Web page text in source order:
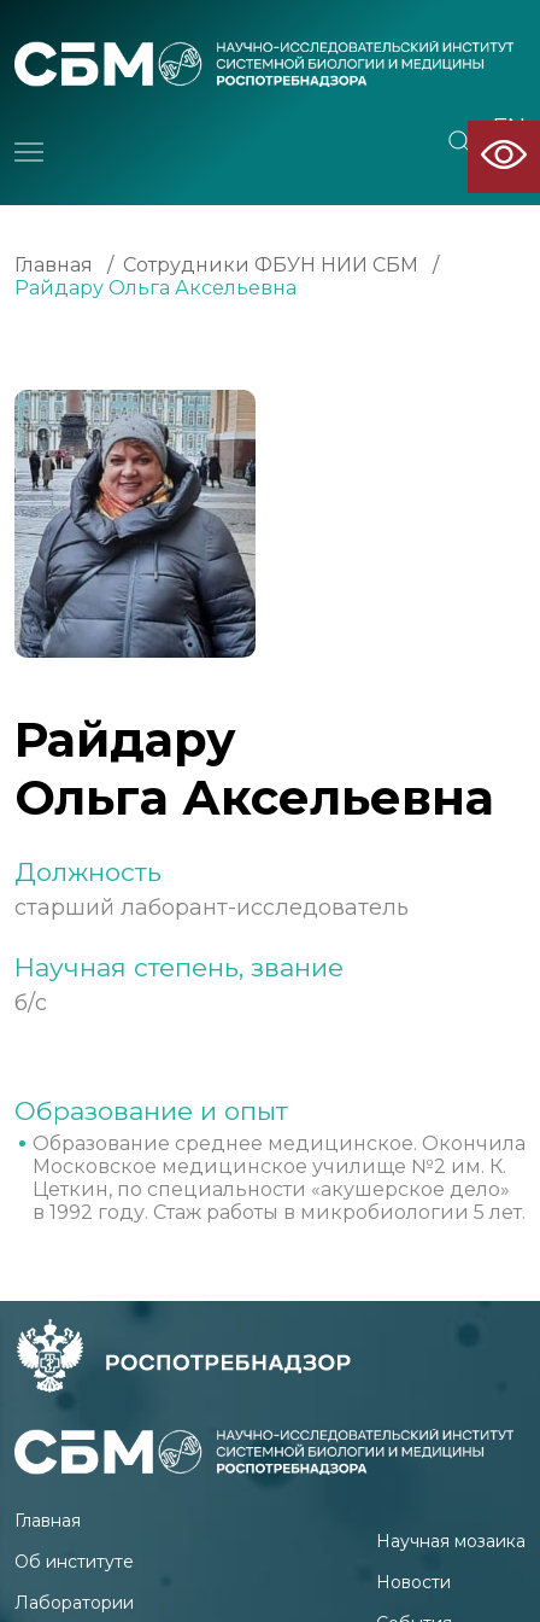
EN
CN
Главная / Сотрудники ФБУН НИИ СБМ
/
Райдару Ольга Аксельевна
Райдару
Ольга Аксельевна
Должность
старший лаборант-исследователь
Научная степень, звание
б/с
Образование и опыт
Образование среднее медицинское. Окончила
Московское медицинское училище №2 им. К.
Цеткин, по специальности «акушерское дело»
в 1992 году. Стаж работы в микробиологии 5 лет.
Главная
Об институте
Лаборатории
Научная мозаика
Новости